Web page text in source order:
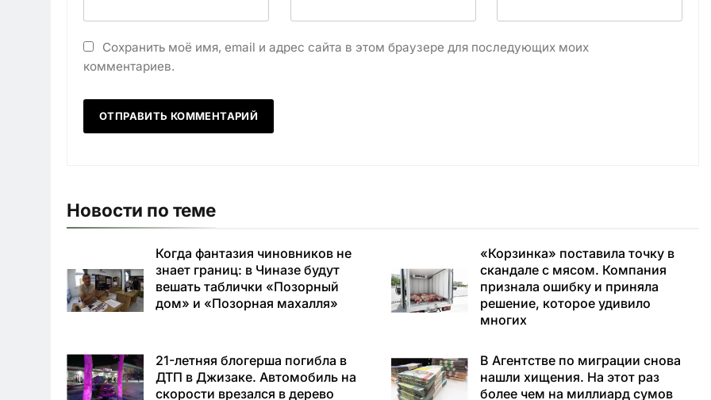
Сохранить моё имя, email и адрес сайта в этом браузере для последующих моих
комментариев.
Новости по теме
Когда фантазия чиновников не
знает границ: в Чиназе будут
вешать таблички «Позорный
дом» и «Позорная махалля»
«Корзинка» поставила точку в
скандале с мясом. Компания
признала ошибку и приняла
решение, которое удивило
многих
21-летняя блогерша погибла в
ДТП в Джизаке. Автомобиль на
скорости врезался в дерево
В Агентстве по миграции снова
нашли хищения. На этот раз
более чем на миллиард сумов